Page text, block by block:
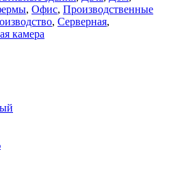
, Офис, Производственные
, Серверная,
камера